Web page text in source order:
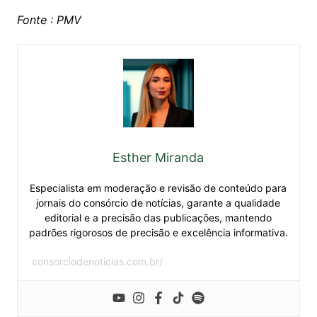
Fonte : PMV
Esther Miranda
Especialista em moderação e revisão de conteúdo para
jornais do consórcio de notícias, garante a qualidade
editorial e a precisão das publicações, mantendo
padrões rigorosos de precisão e excelência informativa.
consorciodenoticias.com.br/